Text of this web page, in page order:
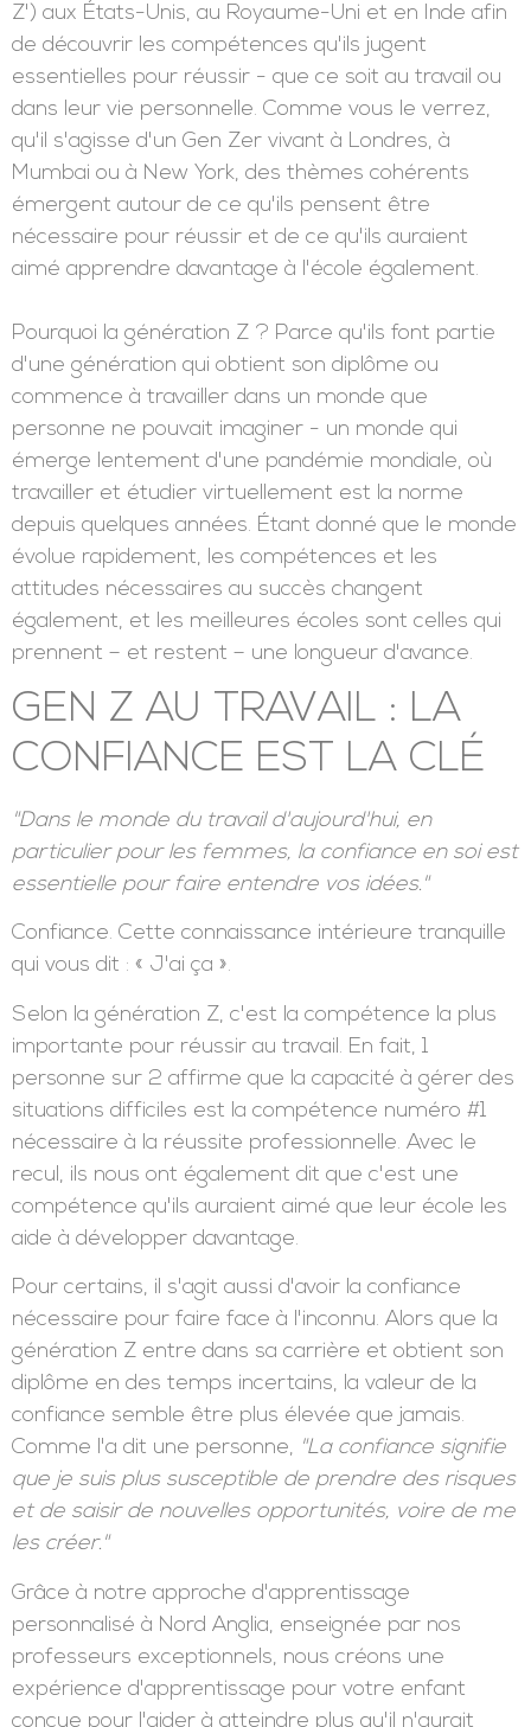
Z') aux États-Unis, au Royaume-Uni et en Inde afin
de découvrir les compétences qu'ils jugent
essentielles pour réussir - que ce soit au travail ou
dans leur vie personnelle. Comme vous le verrez,
qu'il s'agisse d'un Gen Zer vivant à Londres, à
Mumbai ou à New York, des thèmes cohérents
émergent autour de ce qu'ils pensent être
nécessaire pour réussir et de ce qu'ils auraient
aimé apprendre davantage à l'école également.
Pourquoi la génération Z ? Parce qu'ils font partie
d'une génération qui obtient son diplôme ou
commence à travailler dans un monde que
personne ne pouvait imaginer - un monde qui
émerge lentement d'une pandémie mondiale, où
travailler et étudier virtuellement est la norme
depuis quelques années. Étant donné que le monde
évolue rapidement, les compétences et les
attitudes nécessaires au succès changent
également, et les meilleures écoles sont celles qui
prennent – et restent – une longueur d'avance.
GEN Z AU TRAVAIL : LA
CONFIANCE EST LA CLÉ
"Dans le monde du travail d'aujourd'hui, en
particulier pour les femmes, la confiance en soi est
essentielle pour faire entendre vos idées."
Confiance. Cette connaissance intérieure tranquille
qui vous dit : « J'ai ça ».
Selon la génération Z, c'est la compétence la plus
importante pour réussir au travail. En fait, 1
personne sur 2 affirme que la capacité à gérer des
situations difficiles est la compétence numéro #1
nécessaire à la réussite professionnelle. Avec le
recul, ils nous ont également dit que c'est une
compétence qu'ils auraient aimé que leur école les
aide à développer davantage.
Pour certains, il s'agit aussi d'avoir la confiance
nécessaire pour faire face à l'inconnu. Alors que la
génération Z entre dans sa carrière et obtient son
diplôme en des temps incertains, la valeur de la
confiance semble être plus élevée que jamais.
Comme l'a dit une personne, "La confiance signifie
que je suis plus susceptible de prendre des risques
et de saisir de nouvelles opportunités, voire de me
les créer."
Grâce à notre approche d'apprentissage
personnalisé à Nord Anglia, enseignée par nos
professeurs exceptionnels, nous créons une
expérience d'apprentissage pour votre enfant
conçue pour l'aider à atteindre plus qu'il n'aurait